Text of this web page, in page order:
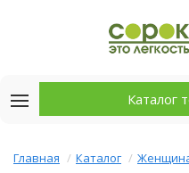
Каталог
Главная Каталог